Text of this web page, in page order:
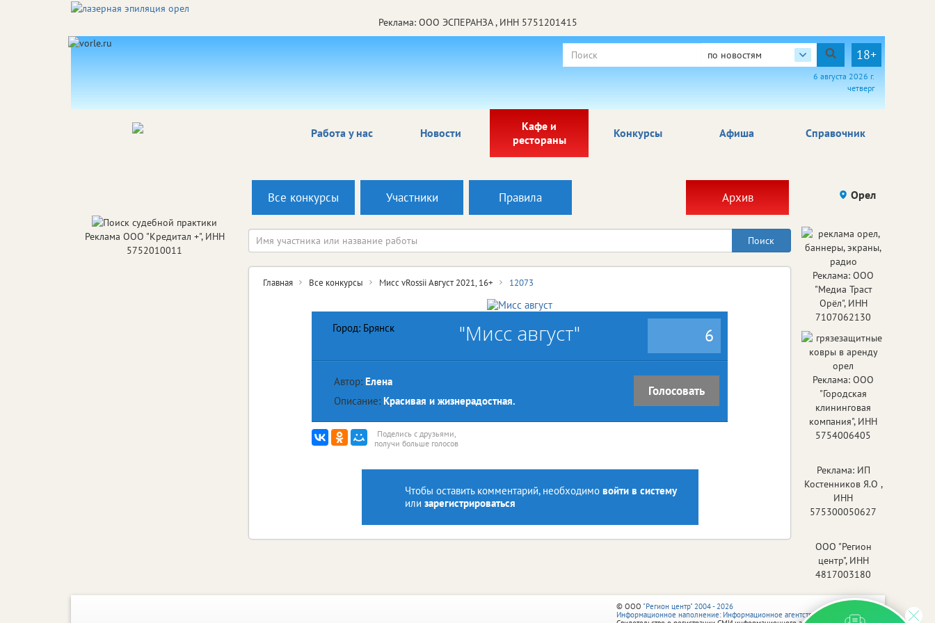
Реклама: ООО ЭСПЕРАНЗА , ИНН 5751201415
по новостям 18+
6 августа 2026 г.
четверг
Работа у нас Новости
Кафе и
рестораны
Афиша Справочник
Конкурсы
Все конкурсы Участники Правила Архив Орел
Главная Все конкурсы Мисс vRossii Август 2021, 16+ 12073
"Мисс август"
Город: Брянск 6
Автор: Елена
Описание: Красивая и жизнерадостная.
Голосовать
Поделись с друзьями,
получи больше голосов
Чтобы оставить комментарий, необходимо войти в систему
или зарегистрироваться
Реклама ООО "Кредитал +", ИНН
5752010011
Реклама: ООО
"Медиа Траст
Орёл", ИНН
7107062130
Реклама: ООО
"Городская
клининговая
компания", ИНН
5754006405
Реклама: ИП
Костенников Я.О ,
ИНН
575300050627
ООО "Регион
центр", ИНН
4817003180
© ООО "Регион центр" 2004 - 2026
Информационное наполнение: Информационное агентство vRossii.ru